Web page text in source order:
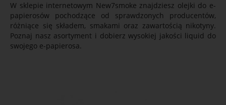
W sklepie internetowym New7smoke znajdziesz olejki do e-
papierosów pochodzące od sprawdzonych producentów,
różniące się składem, smakami oraz zawartością nikotyny.
Poznaj nasz asortyment i dobierz wysokiej jakości liquid do
swojego e-papierosa.